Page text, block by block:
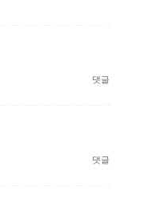
댓글
댓글